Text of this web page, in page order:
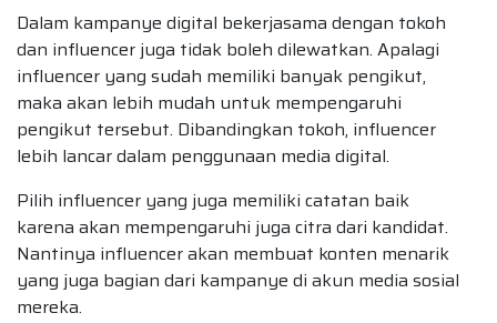
Dalam kampanye digital bekerjasama dengan tokoh
dan influencer juga tidak boleh dilewatkan. Apalagi
influencer yang sudah memiliki banyak pengikut,
maka akan lebih mudah untuk mempengaruhi
pengikut tersebut. Dibandingkan tokoh, influencer
lebih lancar dalam penggunaan media digital.
Pilih influencer yang juga memiliki catatan baik
karena akan mempengaruhi juga citra dari kandidat.
Nantinya influencer akan membuat konten menarik
yang juga bagian dari kampanye di akun media sosial
mereka.